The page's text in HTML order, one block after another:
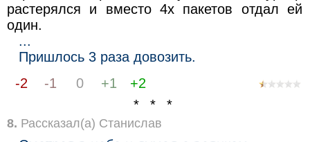
растерялся и вместо 4х пакетов отдал ей
один.
...
Пришлось 3 раза довозить.
-2
-1 0 +1
+2
* * *
8. Рассказал(а) Станислав